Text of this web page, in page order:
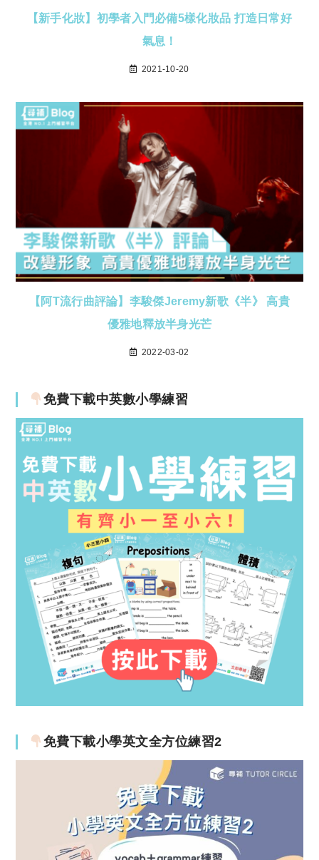
【新手化妝】初學者入門必備5樣化妝品 打造日常好
氣息！
2021-10-20
【阿T流行曲評論】李駿傑Jeremy新歌《半》 高貴
優雅地釋放半身光芒
2022-03-02
免費下載中英數小學練習
免費下載小學英文全方位練習2